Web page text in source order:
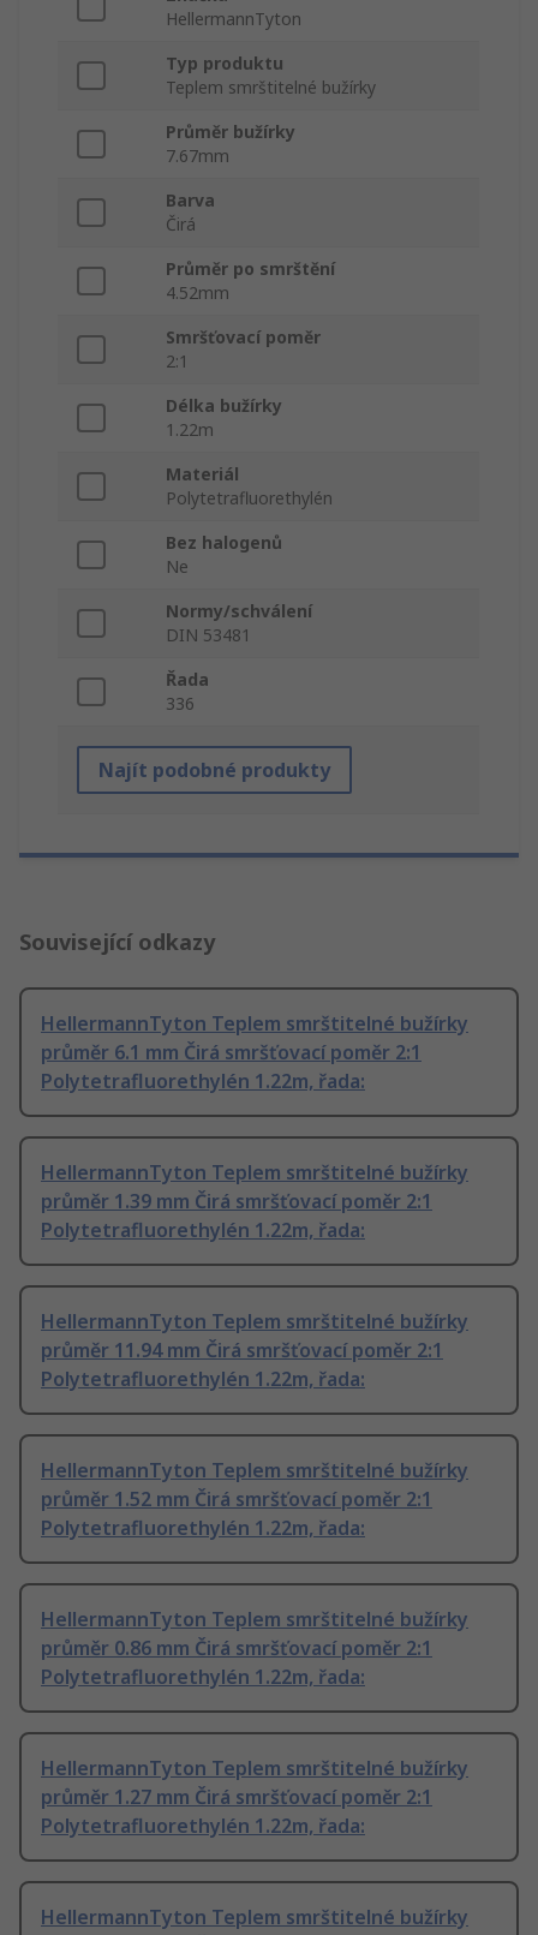
HellermannTyton
Typ produktu
Teplem smrštitelné bužírky
Průměr bužírky
7.67mm
Barva
Čirá
Průměr po smrštění
4.52mm
Smršťovací poměr
2:1
Délka bužírky
1.22m
Materiál
Polytetrafluorethylén
Bez halogenů
Ne
Normy/schválení
DIN 53481
Řada
336
Najít podobné produkty
Související odkazy
HellermannTyton Teplem smrštitelné bužírky
průměr 6.1 mm Čirá smršťovací poměr 2:1
Polytetrafluorethylén 1.22m, řada:
HellermannTyton Teplem smrštitelné bužírky
průměr 1.39 mm Čirá smršťovací poměr 2:1
Polytetrafluorethylén 1.22m, řada:
HellermannTyton Teplem smrštitelné bužírky
průměr 11.94 mm Čirá smršťovací poměr 2:1
Polytetrafluorethylén 1.22m, řada:
HellermannTyton Teplem smrštitelné bužírky
průměr 1.52 mm Čirá smršťovací poměr 2:1
Polytetrafluorethylén 1.22m, řada:
HellermannTyton Teplem smrštitelné bužírky
průměr 0.86 mm Čirá smršťovací poměr 2:1
Polytetrafluorethylén 1.22m, řada:
HellermannTyton Teplem smrštitelné bužírky
průměr 1.27 mm Čirá smršťovací poměr 2:1
Polytetrafluorethylén 1.22m, řada:
HellermannTyton Teplem smrštitelné bužírky